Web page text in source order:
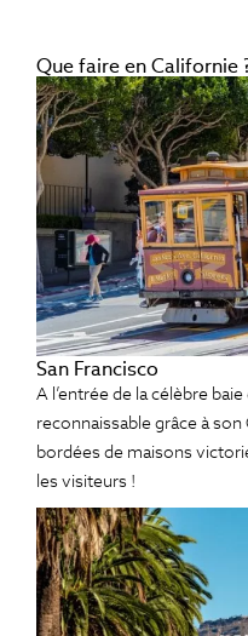
Que faire en Californie
San Francisco
A l’entrée de la célèbre
reconnaissable grâce à
bordées de maisons
les visiteurs !